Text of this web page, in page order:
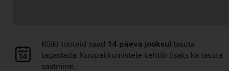
Andmete
laadimine
Kõiki tooteid saad 14 päeva jooksul tasuta
tagastada. Kuupakkumistele kehtib lisaks ka tasuta
saatmine.